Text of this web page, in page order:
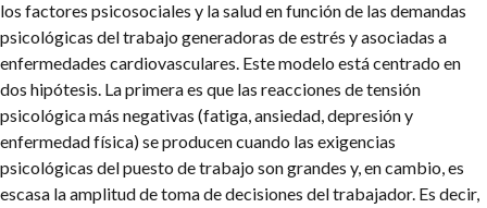
los factores psicosociales y la salud en función de las demandas
psicológicas del trabajo generadoras de estrés y asociadas a
enfermedades cardiovasculares. Este modelo está centrado en
dos hipótesis. La primera es que las reacciones de tensión
psicológica más negativas (fatiga, ansiedad, depresión y
enfermedad física) se producen cuando las exigencias
psicológicas del puesto de trabajo son grandes y, en cambio, es
escasa la amplitud de toma de decisiones del trabajador. Es decir,